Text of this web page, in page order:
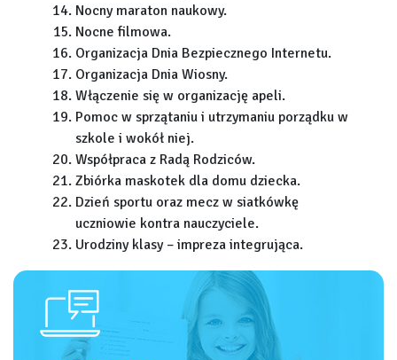
Nocny maraton naukowy.
Nocne filmowa.
Organizacja Dnia Bezpiecznego Internetu.
Organizacja Dnia Wiosny.
Włączenie się w organizację apeli.
Pomoc w sprzątaniu i utrzymaniu porządku w
szkole i wokół niej.
Współpraca z Radą Rodziców.
Zbiórka maskotek dla domu dziecka.
Dzień sportu oraz mecz w siatkówkę
uczniowie kontra nauczyciele.
Urodziny klasy – impreza integrująca.